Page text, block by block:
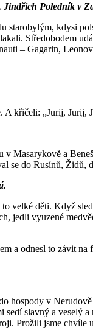
Poledník v
starobylým, kdysi
Středobodem
– Gagarin,
A křičeli: „Jurij, Jurij,
Masarykově a
se do Rusínů,
velké děti. Když
jedli vyuzené
a odnesl to závit
hospody v
slavný a veselý
Prožili jsme chvíle